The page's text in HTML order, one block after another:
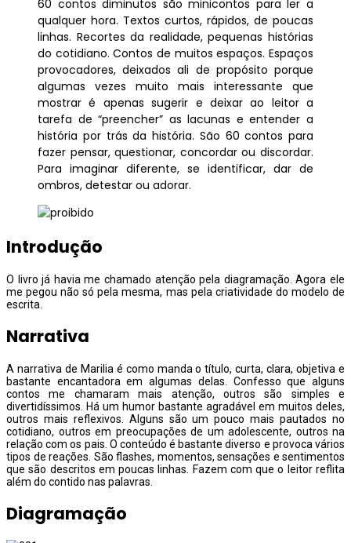
60 contos diminutos são minicontos para ler a
qualquer hora. Textos curtos, rápidos, de poucas
linhas. Recortes da realidade, pequenas histórias
do cotidiano. Contos de muitos espaços. Espaços
provocadores, deixados ali de propósito porque
algumas vezes muito mais interessante que
mostrar é apenas sugerir e deixar ao leitor a
tarefa de “preencher” as lacunas e entender a
história por trás da história. São 60 contos para
fazer pensar, questionar, concordar ou discordar.
Para imaginar diferente, se identificar, dar de
ombros, detestar ou adorar.
Introdução
O livro já havia me chamado atenção pela diagramação. Agora ele
me pegou não só pela mesma, mas pela criatividade do modelo de
escrita.
Narrativa
A narrativa de Marilia é como manda o título, curta, clara, objetiva e
bastante encantadora em algumas delas. Confesso que alguns
contos me chamaram mais atenção, outros são simples e
divertidíssimos. Há um humor bastante agradável em muitos deles,
outros mais reflexivos. Alguns são um pouco mais pautados no
cotidiano, outros em preocupações de um adolescente, outros na
relação com os pais. O conteúdo é bastante diverso e provoca vários
tipos de reações. São flashes, momentos, sensações e sentimentos
que são descritos em poucas linhas. Fazem com que o leitor reflita
além do contido nas palavras.
Diagramação